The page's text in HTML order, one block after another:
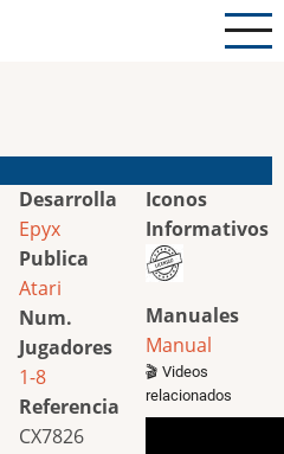
Desarrolla
Epyx
Publica
Atari
Num.
Jugadores
1-8
Referencia
CX7826
Iconos
Informativos
Manuales
Manual
🎬 Videos
relacionados